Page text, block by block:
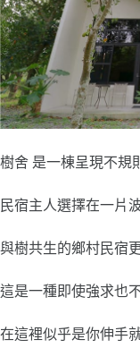
樹舍 是一棟呈現不規
民宿主人選擇在一片
與樹共生的鄉村民宿
這是一種即使強求也
在這裡似乎是你伸手